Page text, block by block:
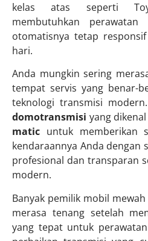
kelas atas seperti
membutuhkan
otomatisnya tetap
hari.
Anda mungkin sering
tempat servis yang benar-
teknologi transmisi
domotransmisi yang
matic untuk memberikan
kendaraannya Anda dengan
profesional dan transparan
modern.
Banyak pemilik mobil
merasa tenang setelah
yang tepat untuk